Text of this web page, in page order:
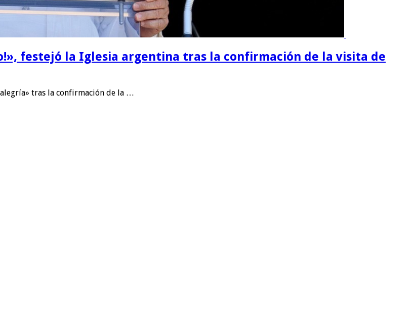
festejó la Iglesia argentina tras la confirmación de la visita de
alegría» tras la confirmación de la …